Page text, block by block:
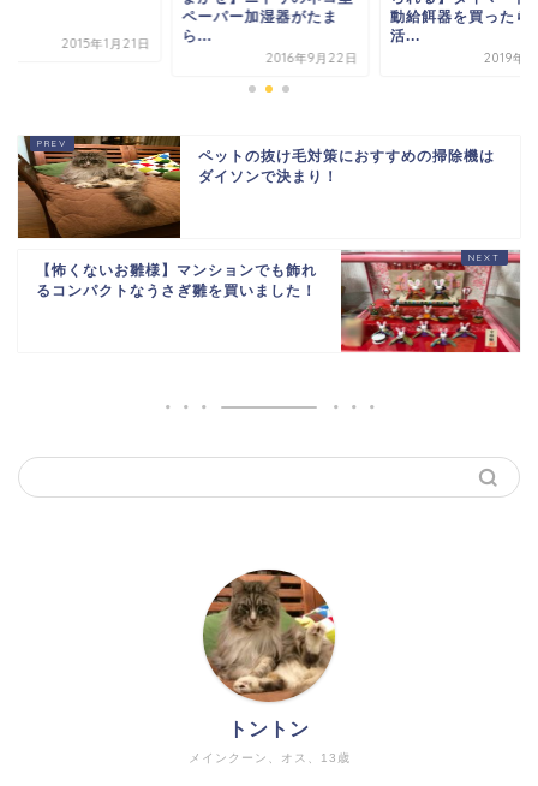
動給餌器を買ったら大
活...
2019年6月6日
ペットの抜け毛対策におすすめの掃除機は
ダイソンで決まり！
【怖くないお雛様】マンションでも飾れ
るコンパクトなうさぎ雛を買いました！
メインクーン、オス、13歳
トントン